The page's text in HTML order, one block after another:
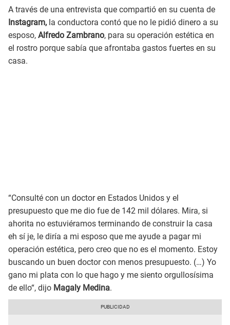
A través de una entrevista que compartió en su cuenta de
Instagram, la conductora contó que no le pidió dinero a su
esposo, Alfredo Zambrano, para su operación estética en
el rostro porque sabía que afrontaba gastos fuertes en su
casa.
“Consulté con un doctor en Estados Unidos y el
presupuesto que me dio fue de 142 mil dólares. Mira, si
ahorita no estuviéramos terminando de construir la casa
eh sí je, le diría a mi esposo que me ayude a pagar mi
operación estética, pero creo que no es el momento. Estoy
buscando un buen doctor con menos presupuesto. (…) Yo
gano mi plata con lo que hago y me siento orgullosísima
de ello“, dijo Magaly Medina.